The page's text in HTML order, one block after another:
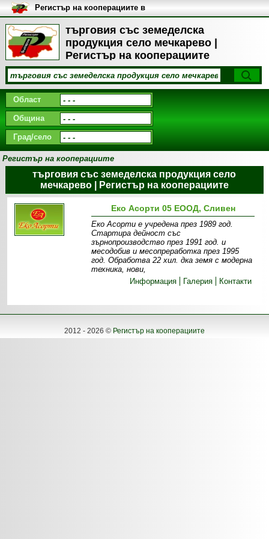
търговия със земеделска
продукция село мечкарево |
Регистър на кооперациите
Регистър на кооперациите в
България
Област
Община
Град/село
Регистър на кооперациите
търговия със земеделска продукция село
мечкарево | Регистър на кооперациите
Еко Асорти 05 ЕООД, Сливен
Еко Асорти е учредена през 1989 год.
Стартира дейност със
зърнопроизводство през 1991 год. и
месодобив и месопреработка през 1995
год. Обработва 22 хил. дка земя c модерна
техника, нови,
Информация
Галерия Контакти
2012 - 2026 © Регистър на кооперациите